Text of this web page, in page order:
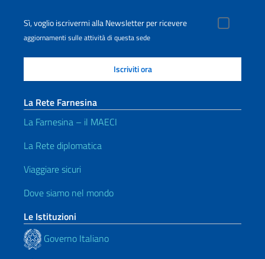
Sì, voglio iscrivermi alla Newsletter per ricevere
aggiornamenti sulle attività di questa sede
La Rete Farnesina
La Farnesina – il MAECI
La Rete diplomatica
Viaggiare sicuri
Dove siamo nel mondo
Le Istituzioni
Governo Italiano